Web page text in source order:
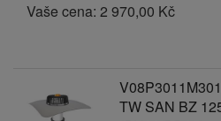
Vaše cena: 2 970,00 Kč
TW SAN BZ